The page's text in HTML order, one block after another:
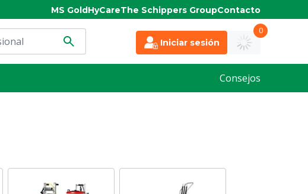
MS GoldHyCareThe Schippers GroupContacto
Iniciar sesión
0
Consejos